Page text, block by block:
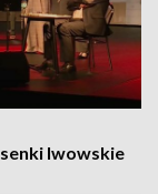
lwowskie